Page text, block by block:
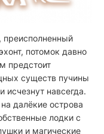
потомок давно
предстоит
существ пучины
навсегда.
далёкие острова
лодки с
и магические